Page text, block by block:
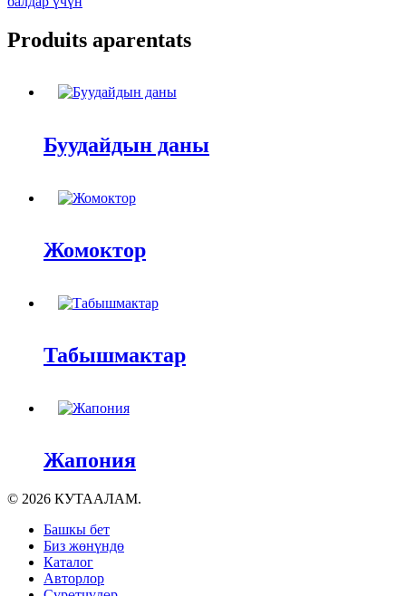
Produits aparentats
Буудайдын даны
Жомоктор
Табышмактар
Жапония
© 2026 КУТААЛАМ.
Close
Menu
Башкы бет
Биз жөнүндө
Каталог
Авторлор